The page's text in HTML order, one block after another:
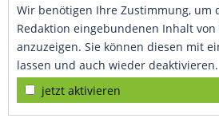
Wir benötigen Ihre Zustimmung, um
Redaktion eingebundenen Inhalt von
anzuzeigen. Sie können diesen mit
lassen und auch wieder deaktivieren.
jetzt aktivieren